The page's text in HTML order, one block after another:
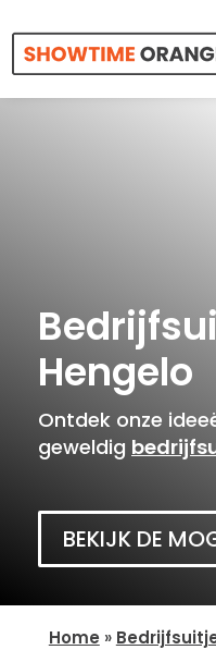
Hengelo
Ontdek onze
geweldig
BEKIJK DE
Home »